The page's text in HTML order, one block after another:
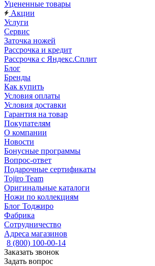
Уцененные товары
Акции
Услуги
Сервис
Заточка ножей
Рассрочка и кредит
Рассрочка с Яндекс.Сплит
Блог
Бренды
Как купить
Условия оплаты
Условия доставки
Гарантия на товар
Покупателям
О компании
Новости
Бонусные программы
Вопрос-ответ
Подарочные сертификаты
Tojiro Team
Оригинальные каталоги
Ножи по коллекциям
Блог Тоджиро
Фабрика
Сотрудничество
Адреса магазинов
8 (800) 100-00-14
Заказать звонок
Задать вопрос